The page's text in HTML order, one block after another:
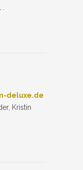
deluxe.de
Kristin